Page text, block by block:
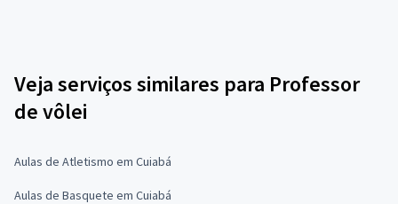
Veja serviços similares para Professor
de vôlei
Aulas de Atletismo em Cuiabá
Aulas de Basquete em Cuiabá